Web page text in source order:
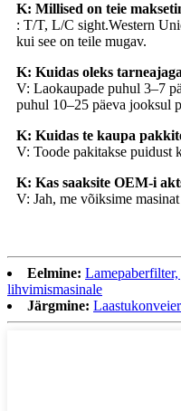
K: Millised on teie
: T/T, L/C sight.Western
kui see on teile mugav.
K: Kuidas oleks
V: Laokaupade puhul 3–7
puhul 10–25 päeva jooksul
K: Kuidas te kaupa
V: Toode pakitakse puidust
K: Kas saaksite OEM-i
V: Jah, me võiksime
Eelmine:
lihvimismasinale
Järgmine: